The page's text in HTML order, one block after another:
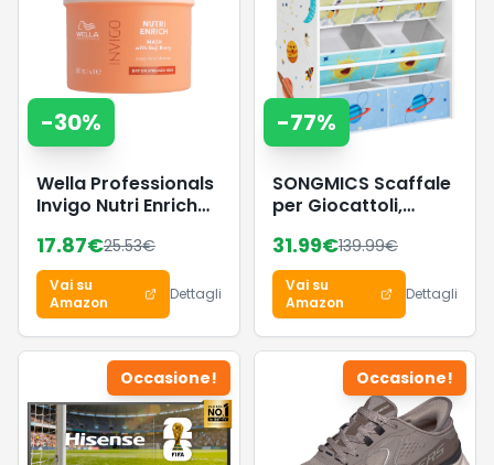
-30%
Wella Professionals
Invigo Nutri Enrich
Ottima con
shampoo
professionale
capelli - Maschera
capelli con vitamina
E 500 ml
17.87€25.53€
Vai su
Amazon
Dettagli
-77%
SONGMICS Scaffale
per Giocattoli,
con 7 Contenitori in
Tessuto, Libreria per
Bambini,
Organizzatore
Giochi, 29,5 x 62,5 x
60 cm, Bianco
GKR034W01
31.99€139.99€
Vai su
Amazon
Dettagli
Occasione! Occasione!